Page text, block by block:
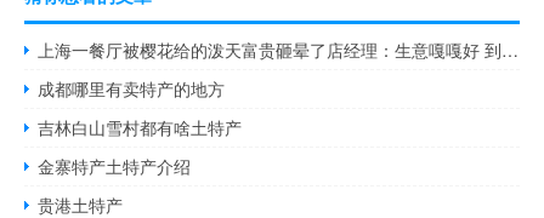
上海一餐厅被樱花给的泼天富贵砸晕了店经理：生意嘎嘎好 到底什么情况呢
成都哪里有卖特产的地方
吉林白山雪村都有啥土特产
金寨特产土特产介绍
贵港土特产